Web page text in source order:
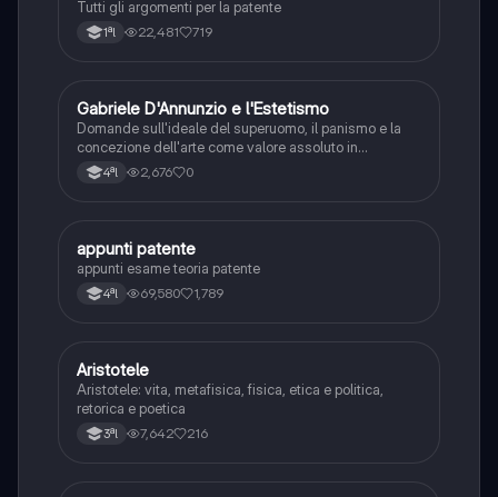
Tutti gli argomenti per la patente
1ªl 22,481 719
GItaliano
Gabriele D'Annunzio e l'Estetismo
Domande sull'ideale del superuomo, il panismo e la
concezione dell'arte come valore assoluto in
D'Annunzio.
4ªl 2,676 0
Altro
appunti patente
appunti esame teoria patente
4ªl 69,580 1,789
Filosofia
Aristotele
Aristotele: vita, metafisica, fisica, etica e politica,
retorica e poetica
3ªl 7,642 216